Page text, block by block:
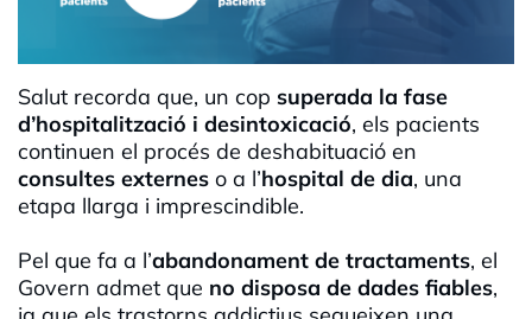
Salut recorda que, un cop superada la fase
d’hospitalització i desintoxicació, els pacients
continuen el procés de deshabituació en
consultes externes o a l’hospital de dia, una
etapa llarga i imprescindible.
Pel que fa a l’abandonament de tractaments, el
Govern admet que no disposa de dades fiables,